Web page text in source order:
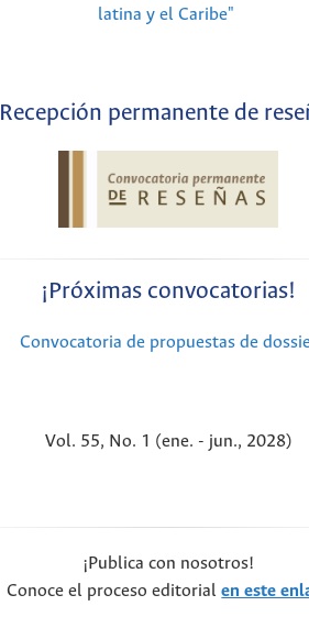
latina y el Caribe"
Recepción permanente de
¡Próximas convocatorias!
Convocatoria de propuestas de
Vol. 55, No. 1 (ene. - jun., 2028)
¡Publica con nosotros!
Conoce el proceso editorialen este